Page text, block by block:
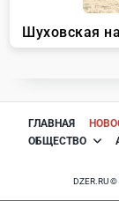
ГЛАВНАЯ
ОБЩЕСТВО